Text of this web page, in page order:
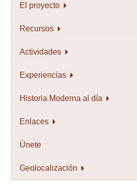
El proyecto
Recursos
Actividades
Experiencias
Historia Moderna al día
Enlaces
Únete
Geolocalización